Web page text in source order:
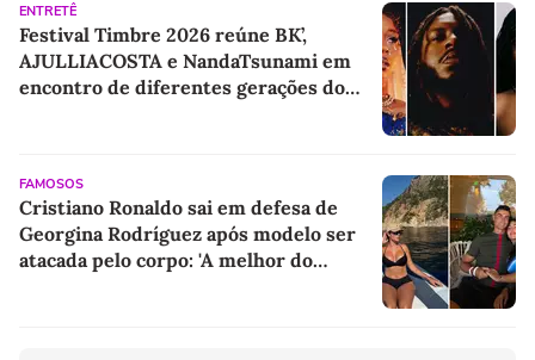
ENTRETÊ
Festival Timbre 2026 reúne BK’,
AJULLIACOSTA e NandaTsunami em
encontro de diferentes gerações do
FAMOSOS
Cristiano Ronaldo sai em defesa de
Georgina Rodríguez após modelo ser
atacada pelo corpo: 'A melhor do